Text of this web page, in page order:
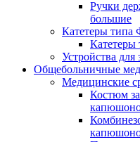
Ручки
большие
Катетеры типа
Катетеры
Устройства
Общебольничные
Медицинские
Костюм